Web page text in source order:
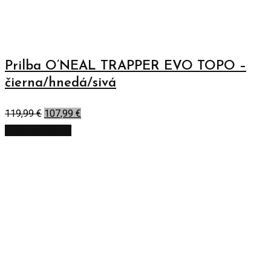
Prilba O’NEAL TRAPPER EVO TOPO –
čierna/hnedá/sivá
119,99€ 107,99 €